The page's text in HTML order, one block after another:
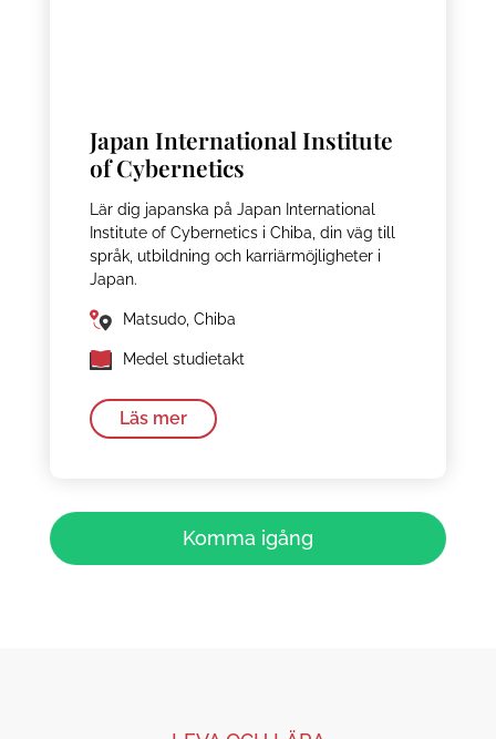
Japan International Institute
of Cybernetics
Lär dig japanska på Japan International
Institute of Cybernetics i Chiba, din väg till
språk, utbildning och karriärmöjligheter i
Japan.
Matsudo, Chiba
Medel studietakt
Läs mer
Komma igång